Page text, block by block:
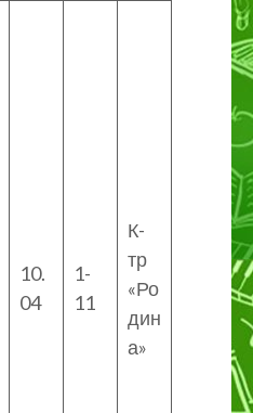
10.
04
1-
11
К-
тр
«Ро
дин
а»